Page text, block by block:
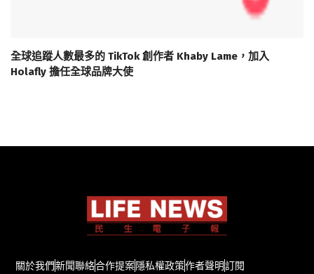
全球追蹤人數最多的 TikTok 創作者 Khaby Lame，加入
Holafly 擔任全球品牌大使
關於我們新聞聯絡合作提案隱私權政策作者聲明訂閱